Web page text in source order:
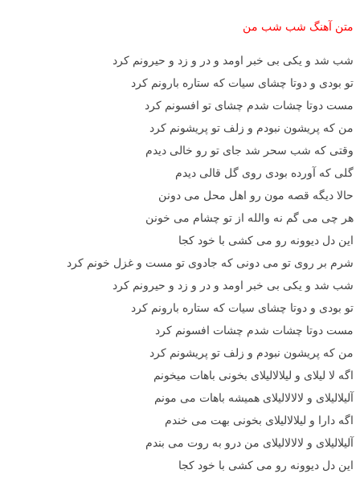
متن آهنگ شب شب من
شب شد و یکی بی خبر اومد و در و زد و حیرونم کرد
تو بودی و دوتا چشای سیات که ستاره بارونم کرد
مست دوتا چشات شدم چشای تو افسونم کرد
من که پریشون نبودم و زلف تو پریشونم کرد
وقتی که شب سحر شد جای تو رو خالی دیدم
گلی که آورده بودی روی گل قالی دیدم
حالا دیگه قصه مون رو اهل محل می دونن
هر چی می گم نه والله از تو چشام می خونن
این دل دیوونه رو می کشی با خود کجا
شرم بر روی تو می دونی که جادوی تو مست و غزل خونم کرد
شب شد و یکی بی خبر اومد و در و زد و حیرونم کرد
تو بودی و دوتا چشای سیات که ستاره بارونم کرد
مست دوتا چشات شدم چشات افسونم کرد
من که پریشون نبودم و زلف تو پریشونم کرد
اگه لا لیلای و لیلالالیلای بخونی باهات میخونم
آلیلالیلای و لالالالیلای همیشه باهات می مونم
اگه دارا و لیلالالیلای بخونی بهت می خندم
آلیلالیلای و لالالالیلای من درو به روت می بندم
این دل دیوونه رو می کشی با خود کجا